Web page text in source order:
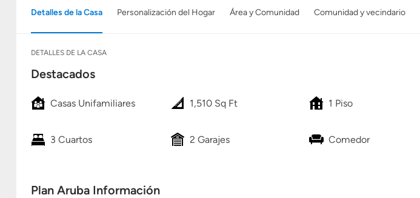
Detalles de la Casa Personalización del Hogar Área y Comunidad Comunidad y vecindario
DETALLES DE LA CASA
Destacados
Casas Unifamiliares 1,510 Sq Ft 1 Piso
3 Cuartos 2 Garajes Comedor
Plan Aruba Información